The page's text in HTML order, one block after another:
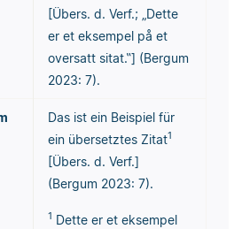
[Übers. d. Verf.; „Dette
er et eksempel på et
oversatt sitat.‟] (Bergum
2023: 7).
Das ist ein Beispiel für
ein übersetztes Zitat1
[Übers. d. Verf.]
(Bergum 2023: 7).
1 Dette er et eksempel